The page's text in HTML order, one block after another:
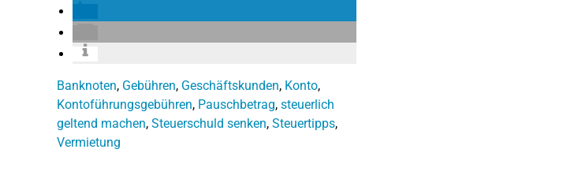
Banknoten, Gebühren, Geschäftskunden, Konto,
Kontoführungsgebühren, Pauschbetrag, steuerlich
geltend machen, Steuerschuld senken, Steuertipps,
Vermietung